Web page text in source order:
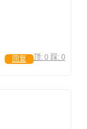
顶: 0 踩: 0
回复